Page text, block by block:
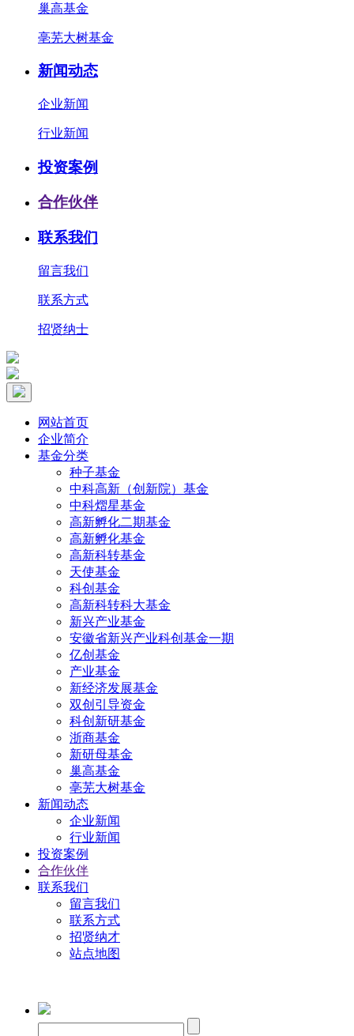
巢高基金
亳芜大树基金
新闻动态
企业新闻
行业新闻
投资案例
合作伙伴
联系我们
留言我们
联系方式
招贤纳士
网站首页
企业简介
基金分类
种子基金
中科高新（创新院）基金
中科熠星基金
高新孵化二期基金
高新孵化基金
高新科转基金
天使基金
科创基金
高新科转科大基金
新兴产业基金
安徽省新兴产业科创基金一期
亿创基金
产业基金
新经济发展基金
双创引导资金
科创新研基金
浙商基金
新研母基金
巢高基金
亳芜大树基金
新闻动态
企业新闻
行业新闻
投资案例
合作伙伴
联系我们
留言我们
联系方式
招贤纳才
站点地图